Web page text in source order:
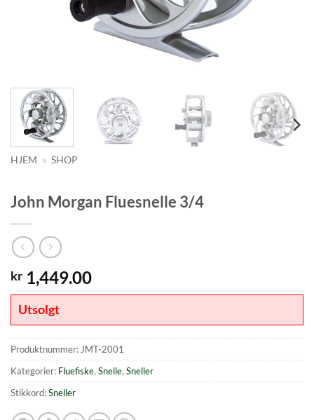
HJEM » SHOP
John Morgan Fluesnelle 3/4
kr 1,449.00
Utsolgt
Produktnummer: JMT-2001
Kategorier: Fluefiske, Snelle, Sneller
Stikkord:Sneller